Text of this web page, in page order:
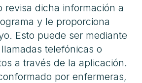
revisa dicha información a
y le proporciona
Esto puede ser mediante
telefónicas o
a través de la aplicación.
por enfermeras,